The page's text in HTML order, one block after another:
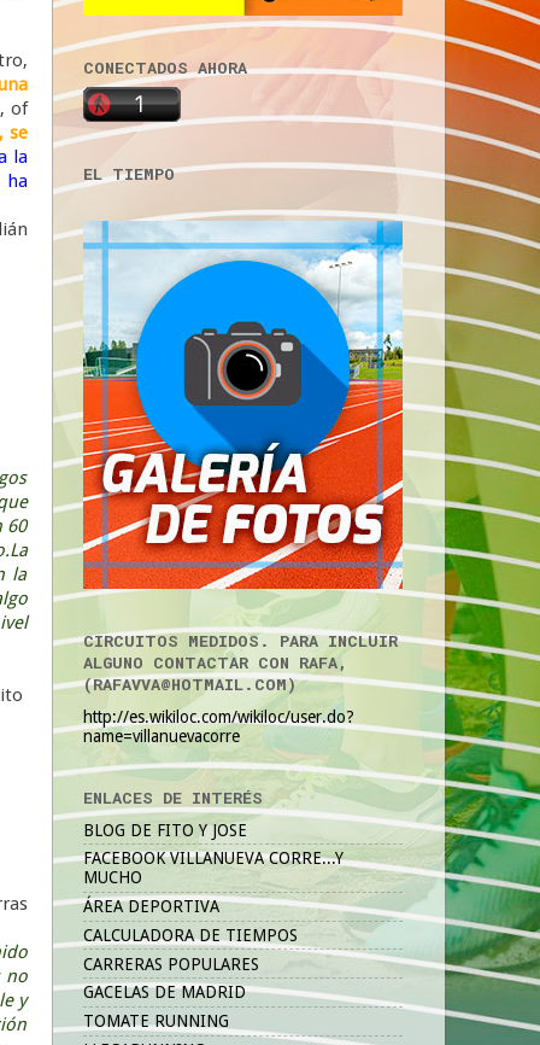
of
se
la
ha
60
la
no
y
CONECTADOS AHORA
EL TIEMPO
CIRCUITOS MEDIDOS. PARA INCLUIR
ALGUNO CONTACTAR CON RAFA,
(RAFAVVA@HOTMAIL.COM)
http://es.wikiloc.com/wikiloc/user.do?
name=villanuevacorre
ENLACES DE INTERÉS
BLOG DE FITO Y JOSE
FACEBOOK VILLANUEVA CORRE...Y
MUCHO
ÁREA DEPORTIVA
CALCULADORA DE TIEMPOS
CARRERAS POPULARES
GACELAS DE MADRID
TOMATE RUNNING